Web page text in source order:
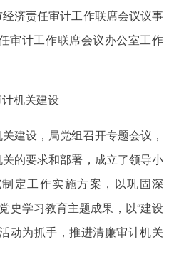
济责任审计工作联席会议议事
审计工作联席会议办公室工作
计机关建设
建设，局党组召开专题会议，
的要求和部署，成立了领导小
定工作实施方案，以巩固深
史学习教育主题成果，以“建设
动为抓手，推进清廉审计机关